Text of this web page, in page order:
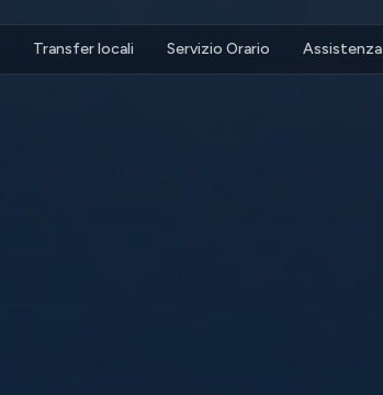
Transfer locali Servizio Orario Assistenza